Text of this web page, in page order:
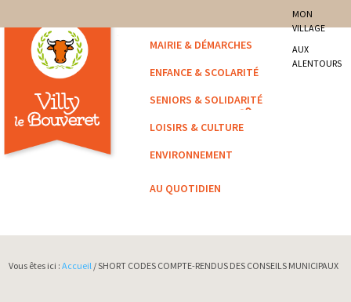
Villy-le-Bouveret
MON
VILLAGE
AUX
ALENTOURS
MAIRIE & DÉMARCHES
ENFANCE & SCOLARITÉ
SENIORS & SOLIDARITÉ
LOISIRS & CULTURE
ENVIRONNEMENT
AU QUOTIDIEN
Vous êtes ici :Accueil / SHORT CODES COMPTE-RENDUS DES CONSEILS MUNICIPAUX